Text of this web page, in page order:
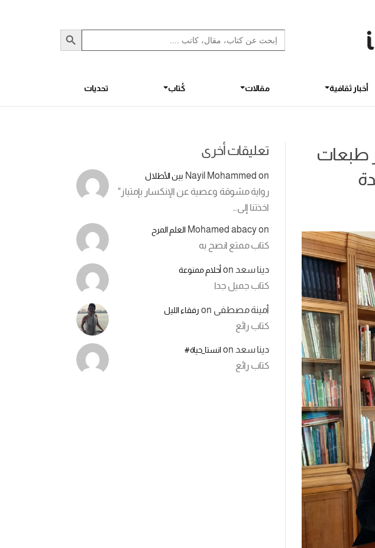
Search
for:
Search Button
أخبار ثقافية مقالات كُتاب تحديات
طبعات
تعليقات أخرى
Nayil Mohammed on بين الأطلال
رواية مشوقة وعصية عن الإنكسار بإمتياز"
اخذتنا إلى…
Mohamed abacyon العلم المرح
كتاب ممتع انصح به
دينا سعد onأحلام ممنوعة
كتاب جميل جدا
أمينة مصطفى on رفقاء الليل
كتاب رائع
دينا سعد onانستا_حياة#
كتاب رائع